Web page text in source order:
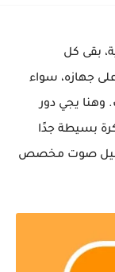
بقى كل
جهازه، سواء
وهنا يجي دور
بسيطة جدًا
صوت مخصص